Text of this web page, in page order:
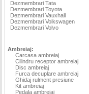
Dezmembrari Tata
Dezmembrari Toyota
Dezmembrari Vauxhall
Dezmembrari Volkswagen
Dezmembrari Volvo
Ambreiaj:
Carcasa ambreiaj
Cilindru receptor ambreiaj
Disc ambreiaj
Furca decuplare ambreiaj
Ghidaj rulment presiune
Kit ambreiaj
Pedala ambreiaj